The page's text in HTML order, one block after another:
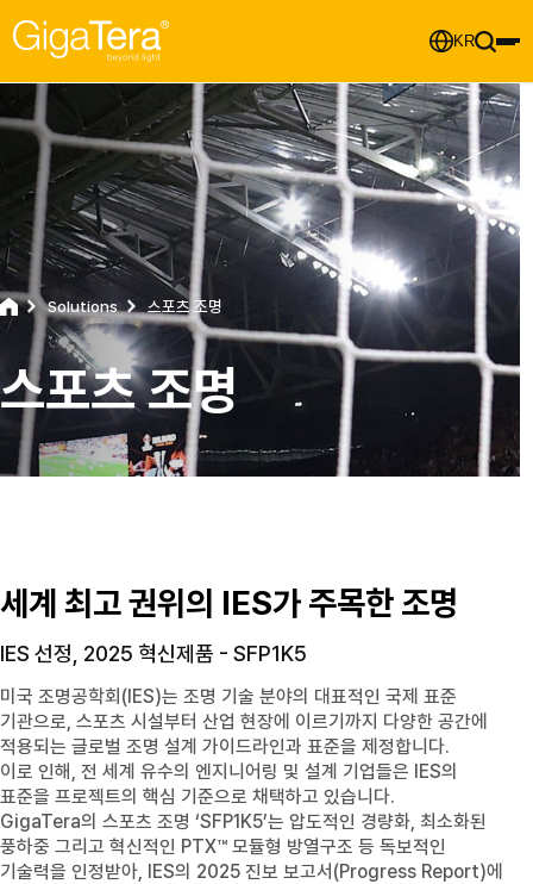
KR
Solutions 스포츠 조명
스포츠 조명
세계 최고 권위의 IES가 주목한 조명
IES 선정, 2025 혁신제품 - SFP1K5
미국 조명공학회(IES)는 조명 기술 분야의 대표적인 국제 표준
기관으로, 스포츠 시설부터 산업 현장에 이르기까지 다양한 공간에
적용되는 글로벌 조명 설계 가이드라인과 표준을 제정합니다.
이로 인해, 전 세계 유수의 엔지니어링 및 설계 기업들은 IES의
표준을 프로젝트의 핵심 기준으로 채택하고 있습니다.
GigaTera의 스포츠 조명 ‘SFP1K5’는 압도적인 경량화, 최소화된
풍하중 그리고 혁신적인 PTX™ 모듈형 방열구조 등 독보적인
기술력을 인정받아, IES의 2025 진보 보고서(Progress Report)에